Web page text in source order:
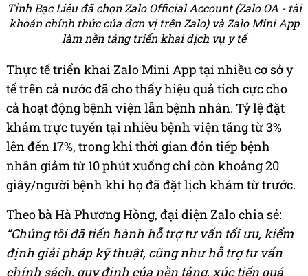
Tỉnh Bạc Liêu đã chọn Zalo Official Account (Zalo OA - tài
khoản chính thức của đơn vị trên Zalo) và Zalo Mini App
làm nền tảng triển khai dịch vụ y tế
Thực tế triển khai Zalo Mini App tại nhiều cơ sở y
tế trên cả nước đã cho thấy hiệu quả tích cực cho
cả hoạt động bệnh viện lẫn bệnh nhân. Tỷ lệ đặt
khám trực tuyến tại nhiều bệnh viện tăng từ 3%
lên đến 17%, trong khi thời gian đón tiếp bệnh
nhân giảm từ 10 phút xuống chỉ còn khoảng 20
giây/người bệnh khi họ đã đặt lịch khám từ trước.
Theo bà Hà Phương Hồng, đại diện Zalo chia sẻ:
“Chúng tôi đã tiến hành hỗ trợ tư vấn tối ưu, kiểm
định giải pháp kỹ thuật, cũng như hỗ trợ tư vấn
chính sách, quy định của nền tảng, xúc tiến quá